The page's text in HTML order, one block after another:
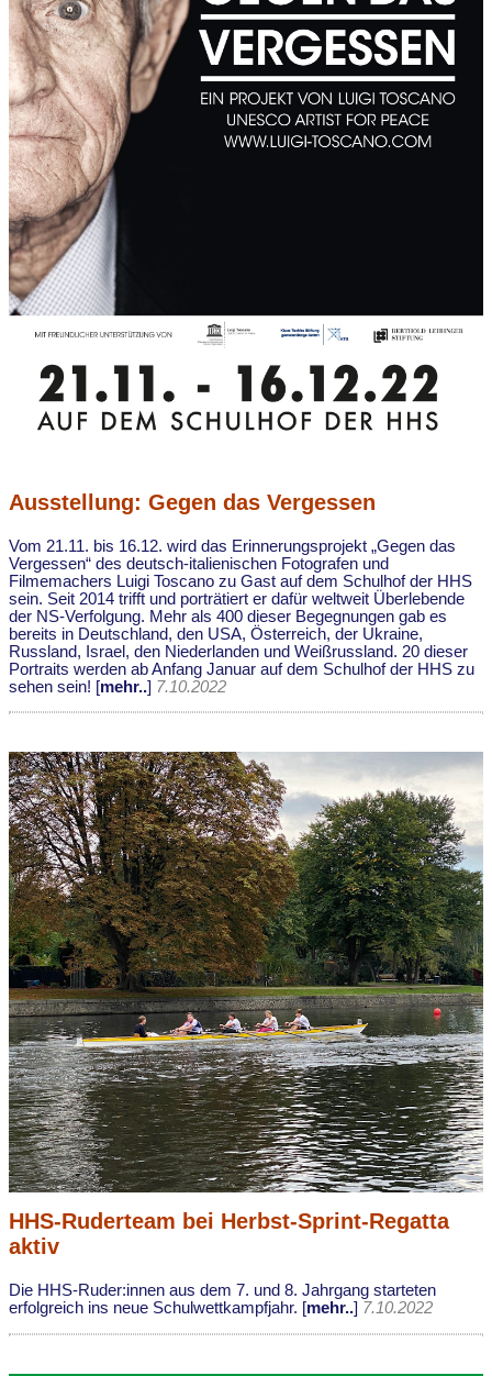
Ausstellung: Gegen das Vergessen
Vom 21.11. bis 16.12. wird das Erinnerungsprojekt „Gegen das
Vergessen“ des deutsch-italienischen Fotografen und
Filmemachers Luigi Toscano zu Gast auf dem Schulhof der HHS
sein. Seit 2014 trifft und porträtiert er dafür weltweit Überlebende
der NS-Verfolgung. Mehr als 400 dieser Begegnungen gab es
bereits in Deutschland, den USA, Österreich, der Ukraine,
Russland, Israel, den Niederlanden und Weißrussland. 20 dieser
Portraits werden ab Anfang Januar auf dem Schulhof der HHS zu
sehen sein! [mehr..] 7.10.2022
HHS-Ruderteam bei Herbst-Sprint-Regatta
aktiv
Die HHS-Ruder:innen aus dem 7. und 8. Jahrgang starteten
erfolgreich ins neue Schulwettkampfjahr. [mehr..] 7.10.2022